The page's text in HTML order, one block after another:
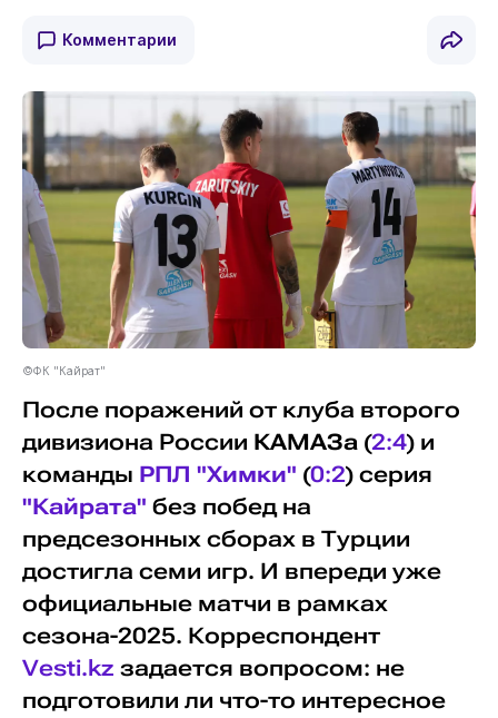
Комментарии
©ФК "Кайрат"
После поражений от клуба второго
дивизиона России КАМАЗа(2:4) и
команды РПЛ "Химки" (0:2) серия
"Кайрата" без побед на
предсезонных сборах в Турции
достигла семи игр. И впереди уже
официальные матчи в рамках
сезона-2025. Корреспондент
Vesti.kz задается вопросом: не
подготовили ли что-то интересное